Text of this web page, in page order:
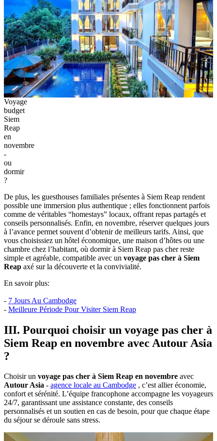
Voyage
budget
Siem
Reap
en
novembre
-
ou
dormir
?
De plus, les guesthouses familiales présentes à Siem Reap rendent
possible une immersion plus authentique ; elles fonctionnent parfois
comme de véritables “homestays” locaux, offrant repas partagés et
conseils personnalisés. Enfin, en novembre, réserver quelques jours
à l’avance permet souvent d’obtenir de meilleurs tarifs. Ainsi, que
vous choisissiez un hôtel économique, une maison d’hôtes ou une
chambre chez l’habitant, où dormir à Siem Reap pas cher reste
simple et agréable, compatible avec un voyage pas cher à Siem
Reap axé sur la découverte et la convivialité.
En savoir plus:
- 7 Jours Au Cambodge
- Meilleure Période Pour Visiter Siem Reap
III. Pourquoi choisir un voyage pas cher à
Siem Reap en novembre avec Autour Asia
?
Choisir un voyage pas cher à Siem Reap en novembre avec
Autour Asia - agence locale au Cambodge , c’est allier économie,
confort et sérénité. L’équipe francophone accompagne les voyageurs
24/7, garantissant une assistance constante, des conseils
personnalisés et un soutien en cas de besoin, pour que chaque étape
du séjour se déroule sans stress.